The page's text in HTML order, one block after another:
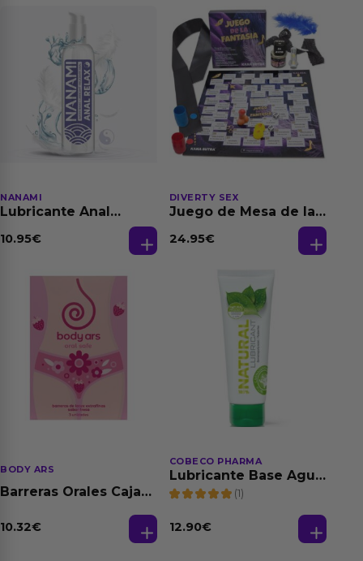
NANAMI
Lubricante Anal
Dilatación Base Agua
10.95€
DIVERTY SEX
Juego de Mesa de las
24.95€
BODY ARS
Barreras Orales Caja
10.32€
COBECO PHARMA
Lubricante Base Agua
100% Natural 125 ml
(1)
12.90€